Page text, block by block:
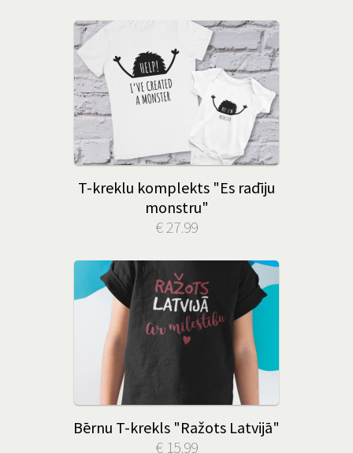
T-kreklu komplekts "Es radīju
monstru"
€ 27.99
Bērnu T-krekls "Ražots Latvijā"
€ 15.99